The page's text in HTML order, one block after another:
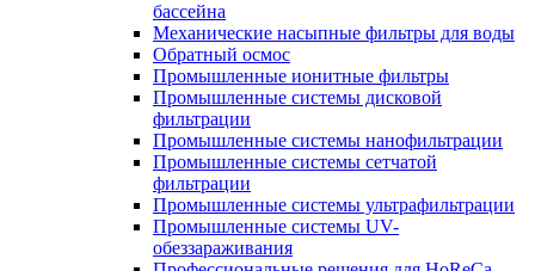
бассейна
Механические насыпные фильтры для воды
Обратный осмос
Промышленные ионитные фильтры
Промышленные системы дисковой
фильтрации
Промышленные системы нанофильтрации
Промышленные системы сетчатой
фильтрации
Промышленные системы ультрафильтрации
Промышленные системы UV-
обеззараживания